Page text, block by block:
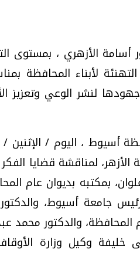
أسامة الأزهري ،
لأبناء المحافظة
لنشر الوعي وتعزيز
أسيوط ، اليوم / الإثنين /
لمناقشة قضايا
بمكتبه بديوان عام
جامعة أسيوط،
والدكتور محمد
خليفة وكيل وزارة
تحقيقات
فيديو.. الإعلام الرقمي.. تقنيات
وتحديات هائلة
الخميس، 30 يوليو 2026 01:09 م